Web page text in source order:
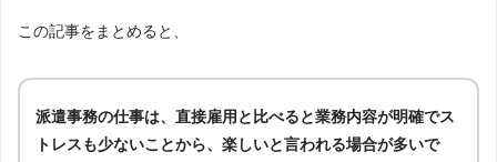
この記事をまとめると、
派遣事務の仕事は、直接雇用と比べると業務内容が明確でス
トレスも少ないことから、楽しいと言われる場合が多いで